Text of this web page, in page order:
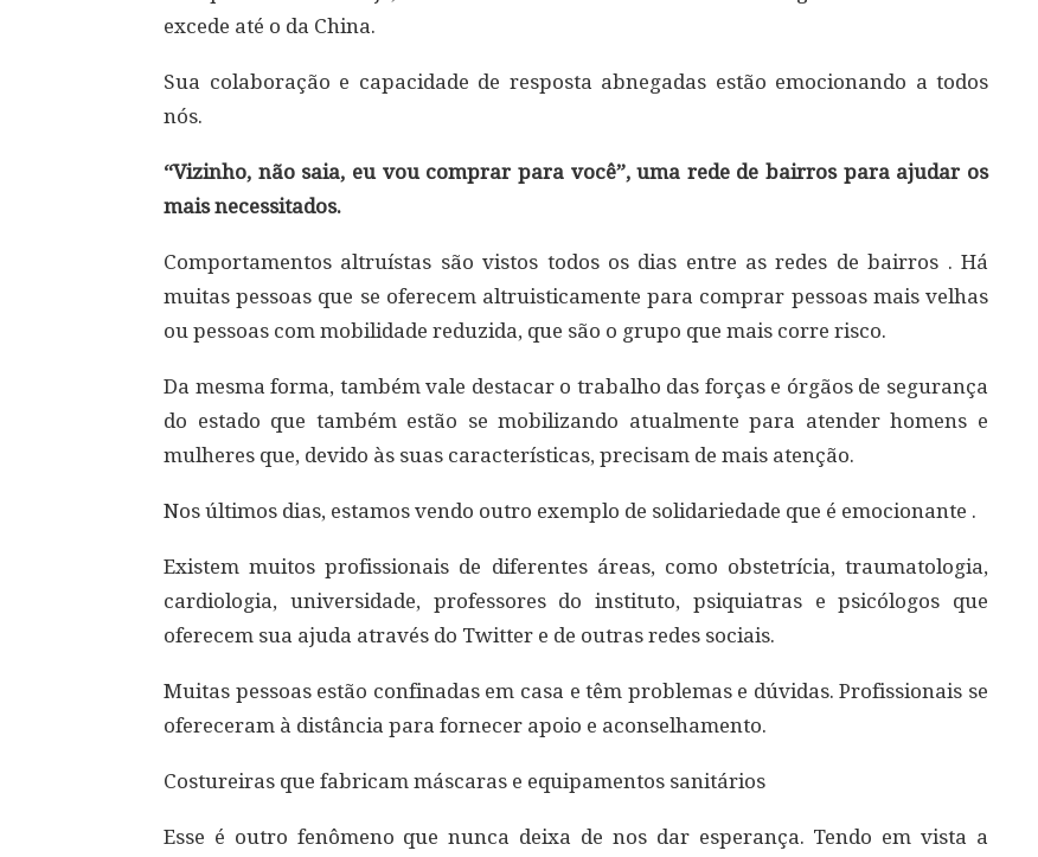
excede até o da China.
Sua colaboração e capacidade de resposta abnegadas estão emocionando a todos
nós.
“Vizinho, não saia, eu vou comprar para você”, uma rede de bairros para ajudar os
mais necessitados.
Comportamentos altruístas são vistos todos os dias entre as redes de bairros . Há
muitas pessoas que se oferecem altruisticamente para comprar pessoas mais velhas
ou pessoas com mobilidade reduzida, que são o grupo que mais corre risco.
Da mesma forma, também vale destacar o trabalho das forças e órgãos de segurança
do estado que também estão se mobilizando atualmente para atender homens e
mulheres que, devido às suas características, precisam de mais atenção.
Nos últimos dias, estamos vendo outro exemplo de solidariedade que é emocionante .
Existem muitos profissionais de diferentes áreas, como obstetrícia, traumatologia,
cardiologia, universidade, professores do instituto, psiquiatras e psicólogos que
oferecem sua ajuda através do Twitter e de outras redes sociais.
Muitas pessoas estão confinadas em casa e têm problemas e dúvidas. Profissionais se
ofereceram à distância para fornecer apoio e aconselhamento.
Costureiras que fabricam máscaras e equipamentos sanitários
Esse é outro fenômeno que nunca deixa de nos dar esperança. Tendo em vista a